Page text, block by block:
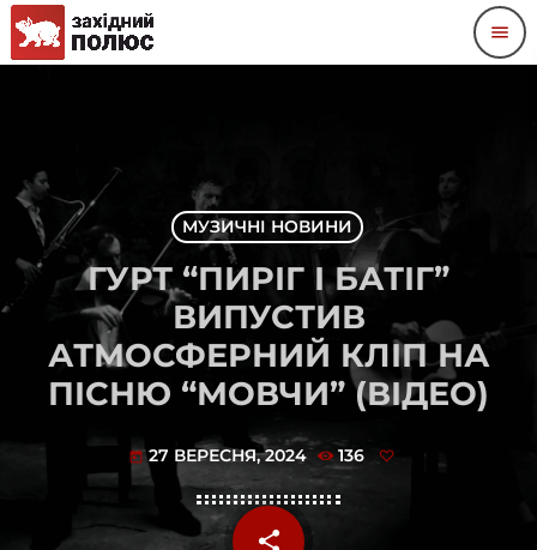
menu
МУЗИЧНІ НОВИНИ
ГУРТ “ПИРІГ І БАТІГ”
ВИПУСТИВ
АТМОСФЕРНИЙ КЛІП НА
ПІСНЮ “МОВЧИ” (ВІДЕО)
today 27 ВЕРЕСНЯ, 2024 136
share
email